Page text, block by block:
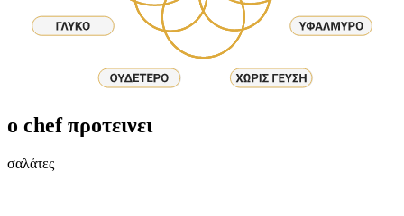
ο chef προτεινει
σαλάτες